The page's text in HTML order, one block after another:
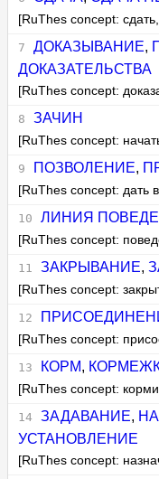
[RuThes concept:
ДОКАЗЫВАНИЕ,
ДОКАЗАТЕЛЬСТВА
[RuThes concept:
ЗАЧИН
[RuThes concept:
ПОЗВОЛЕНИЕ,
[RuThes concept: дать
ЛИНИЯ
[RuThes concept:
ЗАКРЫВАНИЕ,
[RuThes concept:
[RuThes concept:
КОРМ,
[RuThes concept:
ЗАДАВАНИЕ,
УСТАНОВЛЕНИЕ
[RuThes concept: